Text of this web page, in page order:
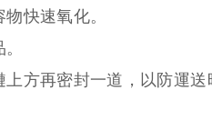
快速氧化。
方再密封一道，以防運送